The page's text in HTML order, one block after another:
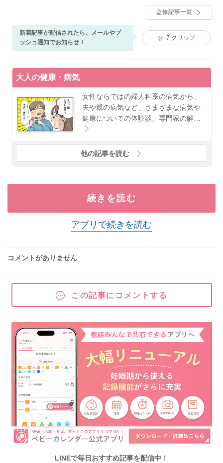
産婦人科に入局し産婦人科医として働きつつ、性科学
を学び、また東京女子医科大学東洋医学研究所で東洋
医学を学ぶ。2019年１月に地元山形県米沢市にて、こ
まがた医院を開業。著書に『子宮内膜症は自分で治せ
る（マキノ出版）』『膣の女子力～女医が教える「人
には聞けない不調」の治し方（KADOKAWA）』。
監修記事一覧
新着記事が配信されたら、メールやプ
ッシュ通知でお知らせ！
7 クリップ
大人の健康・病気
女性ならではの婦人科系の病気から、
夫や親の病気など、さまざまな病気や
健康についての体験談、専門家の解…
他の記事を読む
続きを読む
アプリで続きを読む
コメントがありません
この記事にコメントする
LINEで毎日おすすめ記事を配信中！